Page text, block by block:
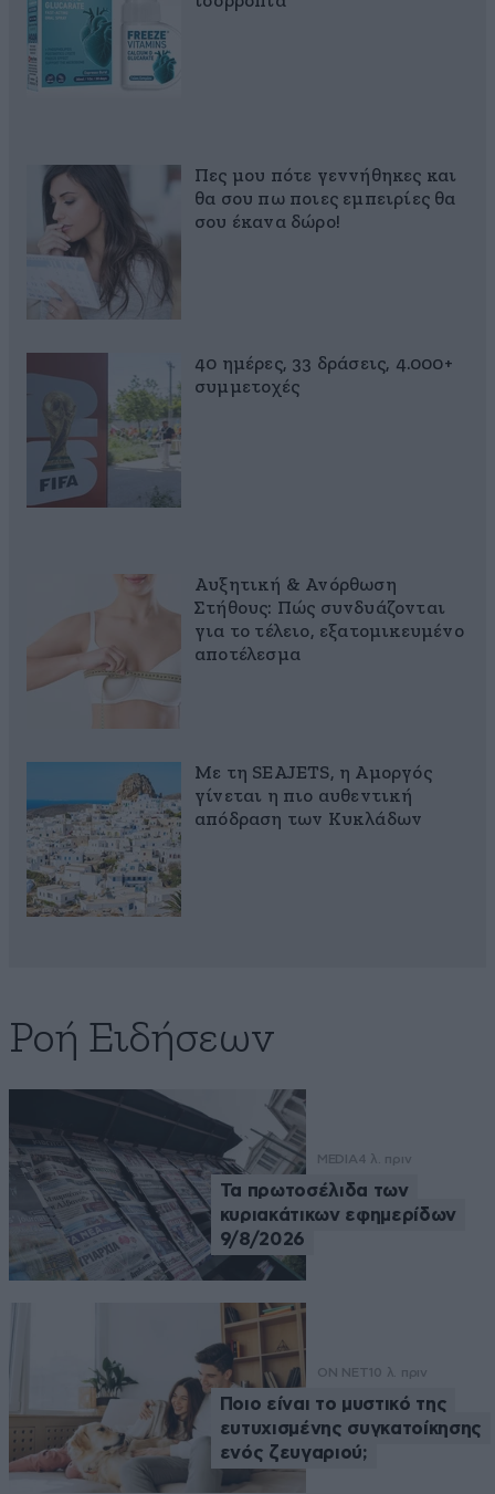
Πες μου πότε γεννήθηκες και
θα σου πω ποιες εμπειρίες θα
σου έκανα δώρο!
40 ημέρες, 33 δράσεις, 4.000+
συμμετοχές
Αυξητική & Ανόρθωση
Στήθους: Πώς συνδυάζονται
για το τέλειο, εξατομικευμένο
αποτέλεσμα
Με τη SEAJETS, η Αμοργός
γίνεται η πιο αυθεντική
απόδραση των Κυκλάδων
Ροή Ειδήσεων
MEDIA4 λ. πριν
Τα πρωτοσέλιδα των
κυριακάτικων εφημερίδων
9/8/2026
ON NET 10 λ. πριν
Ποιο είναι το μυστικό της
ευτυχισμένης συγκατοίκησης
ενός ζευγαριού;